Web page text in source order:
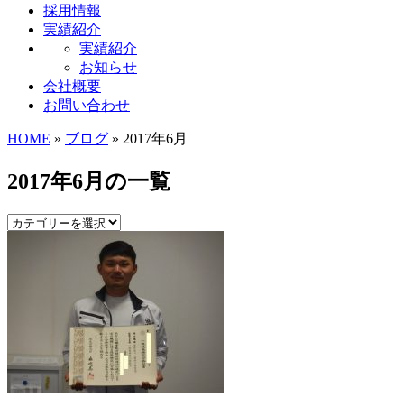
採用情報
実績紹介
実績紹介
お知らせ
会社概要
お問い合わせ
HOME » ブログ » 2017年6月
2017年6月の一覧